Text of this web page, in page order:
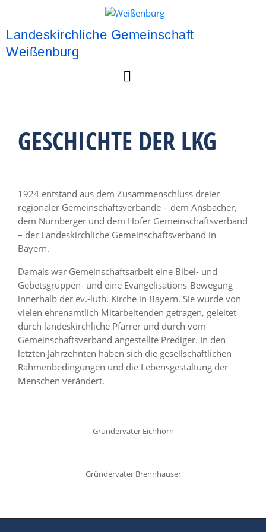
Landeskirchliche Gemeinschaft
Weißenburg
GESCHICHTE DER LKG
1924 entstand aus dem Zusammenschluss dreier
regionaler Gemeinschaftsverbände – dem Ansbacher,
dem Nürnberger und dem Hofer Gemeinschaftsverband
– der Landeskirchliche Gemeinschaftsverband in
Bayern.
Damals war Gemeinschaftsarbeit eine Bibel- und
Gebetsgruppen- und eine Evangelisations-Bewegung
innerhalb der ev.-luth. Kirche in Bayern. Sie wurde von
vielen ehrenamtlich Mitarbeitenden getragen, geleitet
durch landeskirchliche Pfarrer und durch vom
Gemeinschaftsverband angestellte Prediger. In den
letzten Jahrzehnten haben sich die gesellschaftlichen
Rahmenbedingungen und die Lebensgestaltung der
Menschen verändert.
Gründervater Eichhorn
Gründervater Brennhauser